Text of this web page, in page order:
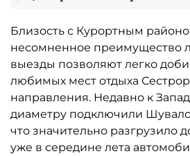
Близость с Курортным
несомненное преимущество
выезды позволяют легко
любимых мест отдыха
направления. Недавно к
диаметру подключили
что значительно разгрузило
уже в середине лета